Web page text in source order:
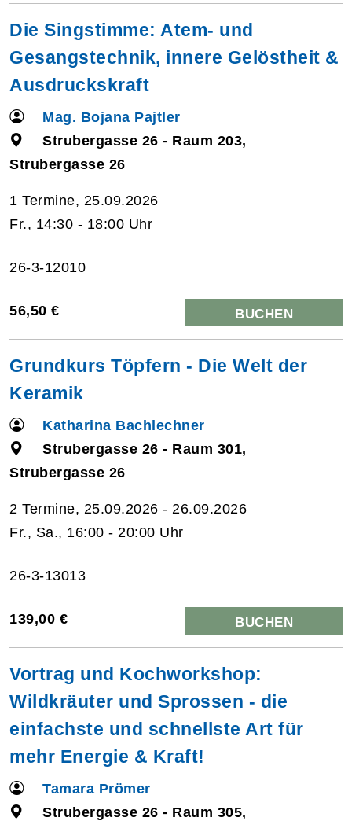
Die Singstimme: Atem- und
Gesangstechnik, innere Gelöstheit &
Ausdruckskraft
Mag. Bojana Pajtler
Strubergasse 26 - Raum 203,
Strubergasse 26
1 Termine, 25.09.2026
Fr., 14:30 - 18:00 Uhr
26-3-12010
56,50 € BUCHEN
Grundkurs Töpfern - Die Welt der
Keramik
Katharina Bachlechner
Strubergasse 26 - Raum 301,
Strubergasse 26
2 Termine, 25.09.2026 - 26.09.2026
Fr., Sa., 16:00 - 20:00 Uhr
26-3-13013
139,00 € BUCHEN
Vortrag und Kochworkshop:
Wildkräuter und Sprossen - die
einfachste und schnellste Art für
mehr Energie & Kraft!
Tamara Prömer
Strubergasse 26 - Raum 305,